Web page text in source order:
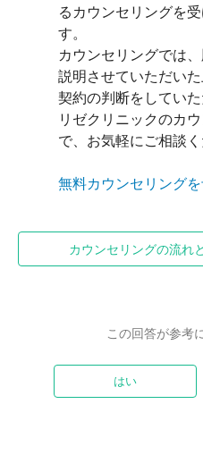
るカウンセリングを
す。
カウンセリングでは
説明させていただい
契約の判断をしていた
リゼクリニックのカ
で、お気軽にご相談く
無料カウンセリング
カウンセリングの流れ
この回答が参考
はい